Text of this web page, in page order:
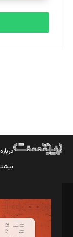
بابک
تحریریه
مدیر مسئول:
سردبیر: مهرک
دبیر تحریریه: میثم